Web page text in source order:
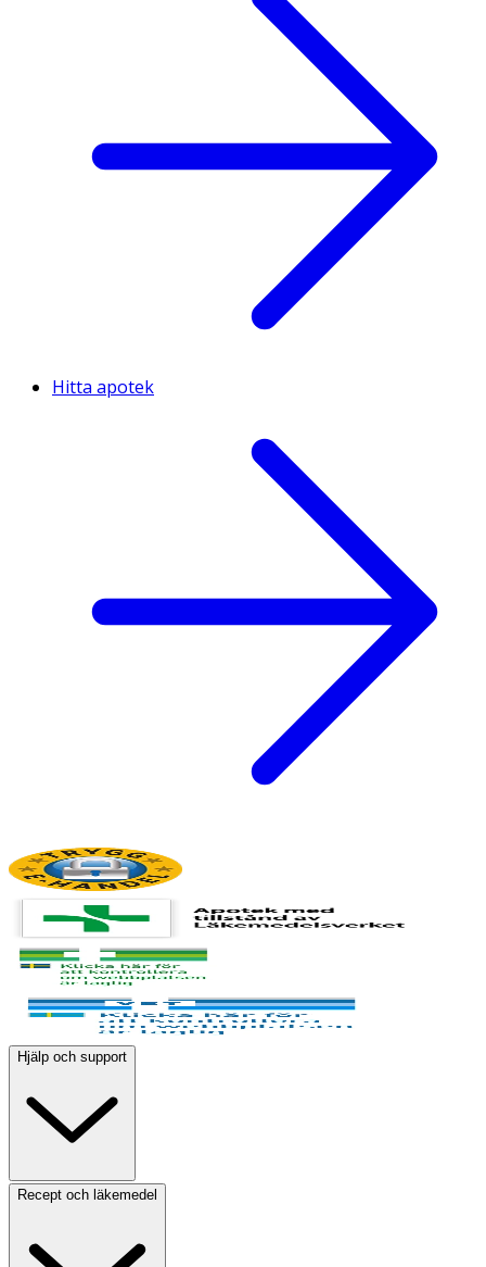
Hitta apotek
Hjälp och support
Recept och läkemedel